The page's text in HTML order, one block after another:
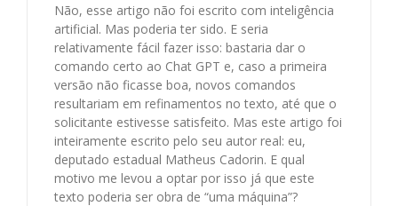
Não, esse artigo não foi escrito com inteligência
artificial. Mas poderia ter sido. E seria
relativamente fácil fazer isso: bastaria dar o
comando certo ao Chat GPT e, caso a primeira
versão não ficasse boa, novos comandos
resultariam em refinamentos no texto, até que o
solicitante estivesse satisfeito. Mas este artigo foi
inteiramente escrito pelo seu autor real: eu,
deputado estadual Matheus Cadorin. E qual
motivo me levou a optar por isso já que este
texto poderia ser obra de “uma máquina”?